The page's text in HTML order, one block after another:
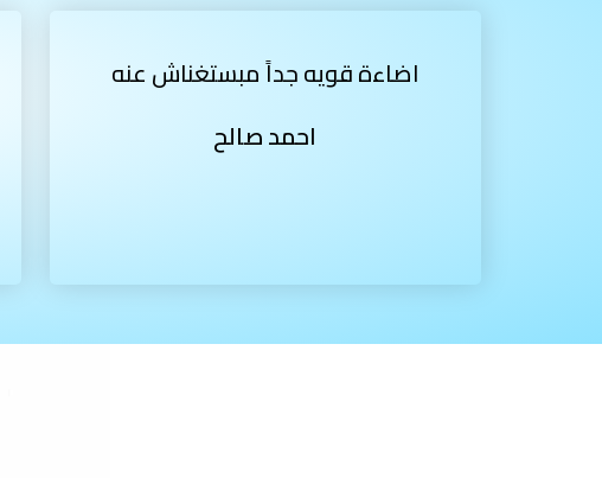
اضاءة قويه جداً مبستغناش عنه
احمد صالح